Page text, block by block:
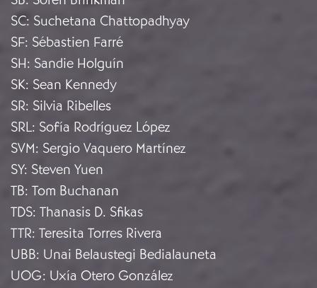
SC: Suchetana Chattopadhyay
SF: Sébastien Farré
SH: Sandie Holguín
SK: Sean Kennedy
SR: Silvia Ribelles
SRL: Sofía Rodríguez López
SVM: Sergio Vaquero Martínez
SY: Steven Yuen
TB: Tom Buchanan
TDS: Thanasis D. Sfikas
TTR: Teresita Torres Rivera
UBB: Unai Belaustegi Bedialauneta
UOG: Uxía Otero González